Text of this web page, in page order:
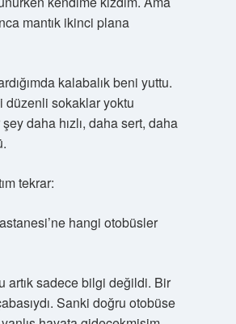
mantık ikinci plana
kalabalık beni yuttu.
düzenli sokaklar yoktu
daha hızlı, daha sert, daha
tekrar:
hangi otobüsler
artık sadece bilgi değildi. Bir
Sanki doğru otobüse